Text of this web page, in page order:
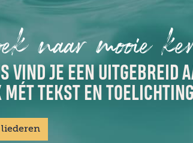
naar mooie
VIND JE EEN UITGEBREID
TEKST EN
liederen